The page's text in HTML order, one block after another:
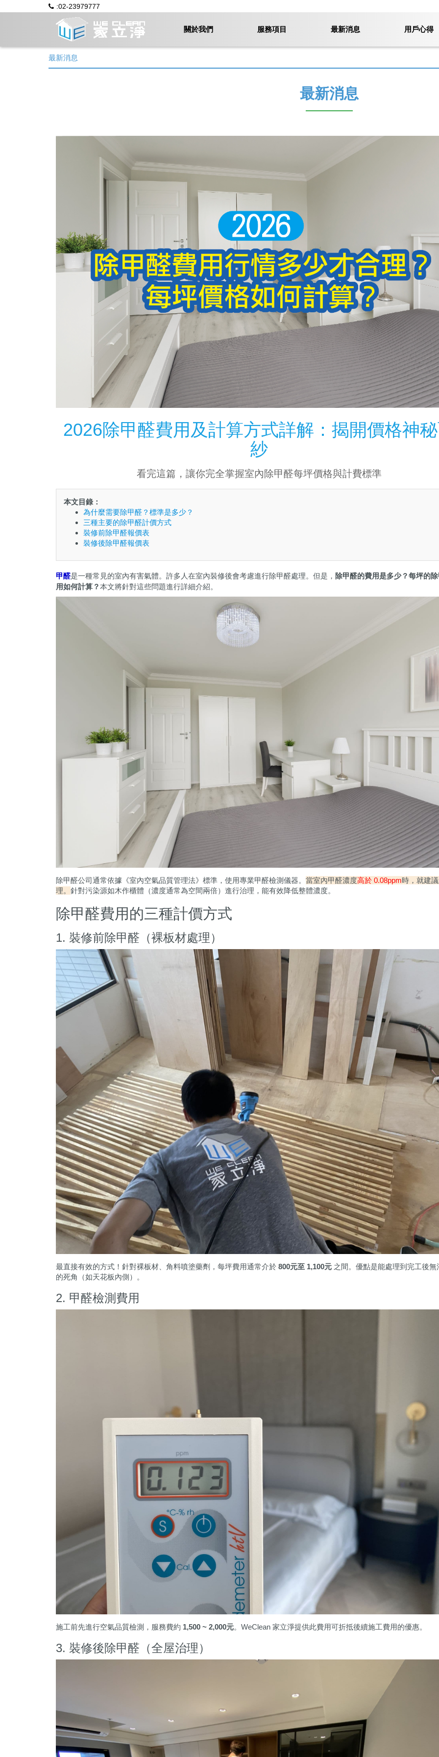
:02-23979777
關於我們 服務項目 最新消息 用戶心得
最新消息
最新消息
2026除甲醛費用及計算方式詳解：揭開價格神
紗
看完這篇，讓你完全掌握室內除甲醛每坪價格與計費標準
本文目錄：
為什麼需要除甲醛？標準是多少？
三種主要的除甲醛計價方式
裝修前除甲醛報價表
裝修後除甲醛報價表
甲醛是一種常見的室內有害氣體。許多人在室內裝修後會考慮進行除甲醛處理。但是， 除甲醛的費用是多少？每坪的
用如何計算？本文將針對這些問題進行詳細介紹。
除甲醛公司通常依據《室內空氣品質管理法》標準，使用專業甲醛檢測儀器。 當室內甲醛濃度高於 0.08ppm時，就建
理。 針對污染源如木作櫃體（濃度通常為空間兩倍）進行治理，能有效降低整體濃度。
除甲醛費用的三種計價方式
1. 裝修前除甲醛（裸板材處理）
最直接有效的方式！針對裸板材、角料噴塗藥劑，每坪費用通常介於 800元至 1,100元 之間。優點是能處理到完工後無
的死角（如天花板內側）。
2. 甲醛檢測費用
施工前先進行空氣品質檢測，服務費約 1,500 ~ 2,000元。WeClean 家立淨提供此費用可折抵後續施工費用的優惠。
3. 裝修後除甲醛（全屋治理）